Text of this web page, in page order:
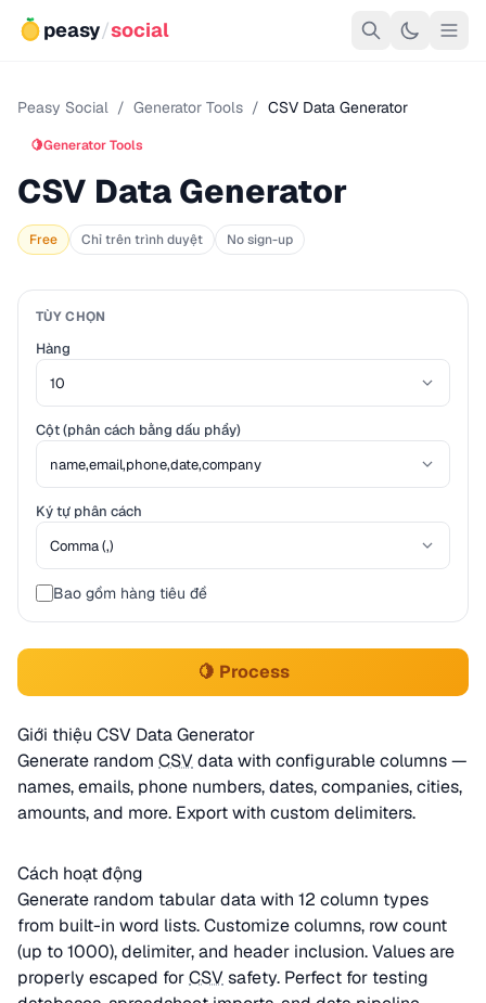
peasy/social
Peasy Social / Generator Tools / CSV Data Generator
🍋Generator Tools
CSV Data Generator
Free Chỉ trên trình duyệt No sign-up
TÙY CHỌN
Hàng
Cột (phân cách bằng dấu phẩy)
Ký tự phân cách
Bao gồm hàng tiêu đề
🍋 Process
Giới thiệu CSV Data Generator
Generate random CSVdata with configurable columns —
names, emails, phone numbers, dates, companies, cities,
amounts, and more. Export with custom delimiters.
Cách hoạt động
Generate random tabular data with 12 column types
from built-in word lists. Customize columns, row count
(up to 1000), delimiter, and header inclusion. Values are
properly escaped forCSVsafety. Perfect for testing